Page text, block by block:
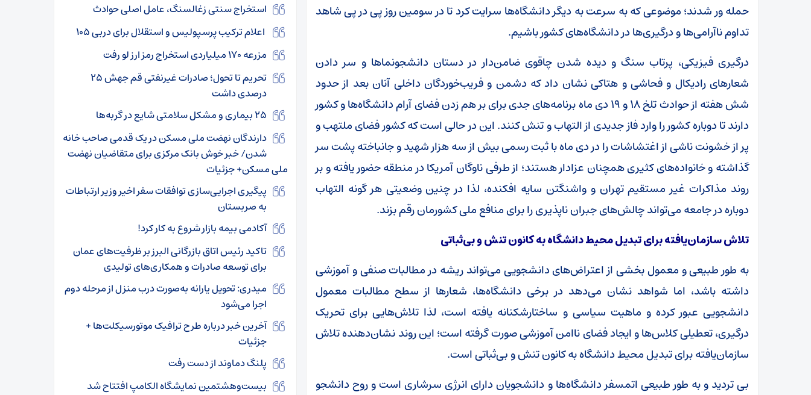
حمله ور شدند؛ موضوعی که به سرعت به دیگر دانشگاه‌ها سرایت کرد تا در سومین روز پی در پی شاهد
تداوم ناآرامی‌ها و درگیری‌ها در دانشگاه‌های کشور باشیم.
درگیری فیزیکی، پرتاب سنگ و دیده شدن چاقوی ضامن‌دار در دستان دانشجونماها و سر دادن
شعارهای رادیکال و فحاشی و هتاکی نشان داد که دشمن و فریب‌خوردگان داخلی آنان بعد از حدود
شش هفته از حوادث تلخ ۱۸ و ۱۹ دی ماه برنامه‌های جدی برای بر هم زدن فضای آرام دانشگاه‌ها و کشور
دارند تا دوباره کشور را وارد فاز جدیدی از التهاب و تنش کنند. این در حالی است که کشور فضای ملتهب و
پر از خشونت ناشی از اغتشاشات را در دی ماه با ثبت رسمی بیش از سه هزار شهید و جانباخته پشت سر
گذاشته و خانواده‌های کثیری همچنان عزادار هستند؛ از طرفی ناوگان آمریکا در منطقه حضور یافته و بر
روند مذاکرات غیر مستقیم تهران و واشنگتن سایه افکنده، لذا در چنین وضعیتی هر گونه التهاب
دوباره در جامعه می‌تواند چالش‌های جبران ناپذیری را برای منافع ملی کشورمان رقم بزند.
تلاش سازمان‌یافته برای تبدیل محیط دانشگاه به کانون تنش و بی‌ثباتی
به طور طبیعی و معمول بخشی از اعتراض‌های دانشجویی می‌تواند ریشه در مطالبات صنفی و آموزشی
داشته باشد، اما شواهد نشان می‌دهد در برخی دانشگاه‌ها، شعارها از سطح مطالبات معمول
دانشجویی عبور کرده و ماهیت سیاسی و ساختارشکنانه یافته‌ است، لذا تلاش‌هایی برای تحریک
درگیری، تعطیلی کلاس‌ها و ایجاد فضای ناامن آموزشی صورت گرفته است؛ این روند نشان‌دهنده تلاش
سازمان‌یافته برای تبدیل محیط دانشگاه به کانون تنش و بی‌ثباتی است.
بی تردید و به طور طبیعی اتمسفر دانشگاه‌ها و دانشجویان دارای انرژی سرشاری است و روح دانشجو
استخراج سنتی زغالسنگ، عامل اصلی حوادث
اعلام ترکیب پرسپولیس و استقلال برای دربی ۱۰۵
مزرعه ۱۷۰ میلیاردی استخراج رمز ارز لو رفت
تحریم تا تحول؛ صادرات غیرنفتی قم جهش ۲۵
درصدی داشت
۲۵ بیماری و مشکل سلامتی شایع در گربه‌ها
دارندگان نهضت ملی مسکن در یک قدمی صاحب خانه
شدن/ خبر خوش بانک مرکزی برای متقاضیان نهضت
ملی مسکن+ جزئیات
پیگیری اجرایی‌سازی توافقات سفر اخیر وزیر ارتباطات
به صربستان
آکادمی بیمه بازار شروع به کار کرد!
تاکید رئیس اتاق بازرگانی البرز بر ظرفیت‌های عمان
برای توسعه صادرات و همکاری‌های تولیدی
میدری: تحویل یارانه به‌صورت درب منزل از مرحله دوم
اجرا می‌شود
آخرین خبر درباره طرح ترافیک موتورسیکلت‌ها +
جزئیات
پلنگ دماوند از دست رفت
بیست‌وهشتمین نمایشگاه الکامپ افتتاح شد